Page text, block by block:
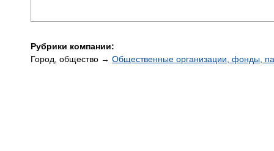
Рубрики компании:
Город, общество → Общественные организации, фонды,